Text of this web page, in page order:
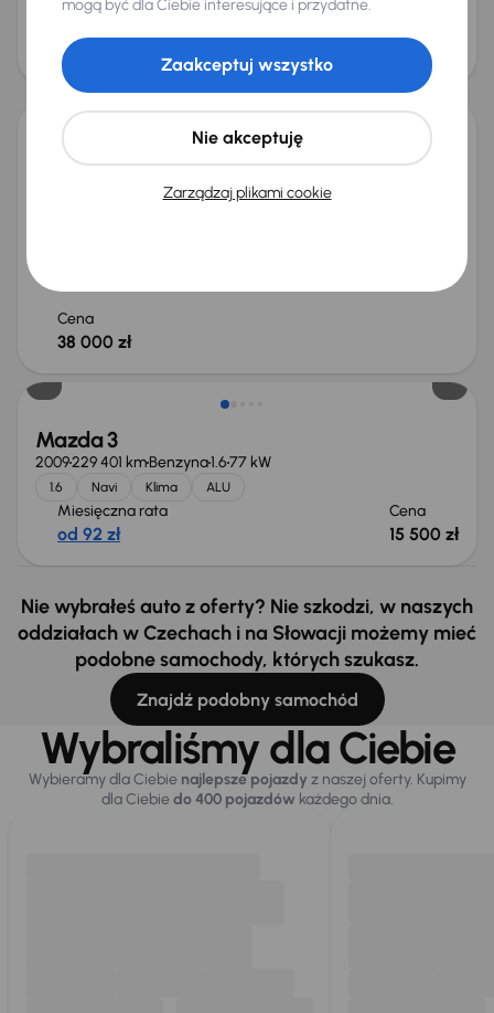
37 000 zł
Mazda 3
2.0 Skyactiv-G 88 kW
Auta krajowe
Cena
38 000 zł
Mazda 3
2009229 401 kmBenzyna1.677 kW
1.6 Navi Klima ALU
Miesięczna rata
od 92 zł
Cena
15 500 zł
Nie wybrałeś auto z oferty? Nie szkodzi, w naszych
oddziałach w Czechach i na Słowacji możemy mieć
podobne samochody, których szukasz.
Znajdź podobny samochód
Wybraliśmy dla Ciebie
Wybieramy dla Ciebie najlepsze pojazdy z naszej oferty. Kupimy
dla Ciebiedo 400 pojazdówkażdego dnia.
mogą być dla Ciebie interesujące i przydatne.
Zarządzaj plikami cookie
Nie akceptuję
Zaakceptuj wszystko